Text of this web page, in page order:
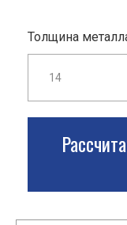
Толщина